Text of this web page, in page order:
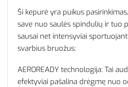
Ši kepurė yra puikus
save nuo saulės spindulių ir tuo
sausai net intensyviai
svarbius bruožus:
AEROREADY technologija: Tai
efektyviai pašalina drėgmę nuo